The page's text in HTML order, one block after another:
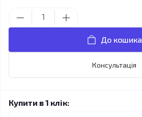
До кошика
Консультація
Купити в 1 клік: